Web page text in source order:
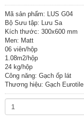
Mã sản phẩm: LUS G04
Bộ Sưu tập: Lưu Sa
Kích thước: 300x600 mm
Men: Matt
06 viên/hộp
1.08m2/hộp
24 kg/hộp
Công năng: Gạch ốp lát
Thương hiệu: Gạch Eurotile